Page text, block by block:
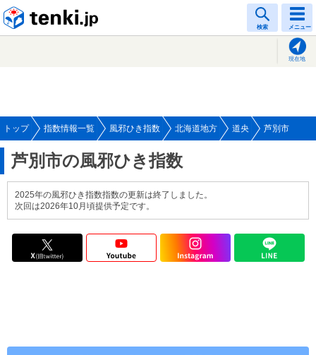
検索 メニュー
現在地
トップ 指数情報一覧 風邪ひき指数 北海道地方 道央 芦別市
芦別市の風邪ひき指数
2025年の風邪ひき指数指数の更新は終了しました。
次回は2026年10月頃提供予定です。